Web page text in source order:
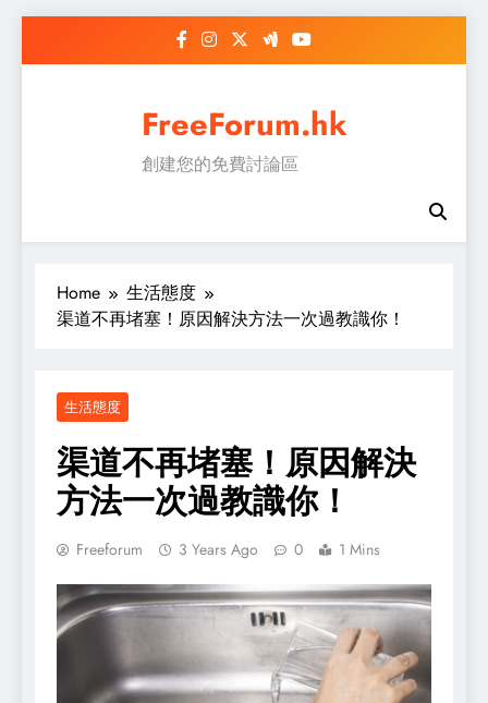
FreeForum.hk
創建您的免費討論區
Home
生活態度
渠道不再堵塞！原因解決方法一次過教識你！
生活態度
渠道不再堵塞！原因解決
方法一次過教識你！
Freeforum 3 Years Ago 0 1 Mins